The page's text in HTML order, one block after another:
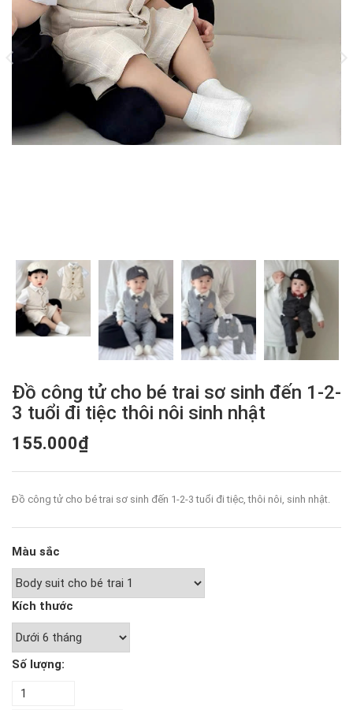
Đồ công tử cho bé trai sơ sinh đến 1-2-
3 tuổi đi tiệc thôi nôi sinh nhật
155.000₫
Đồ công tử cho bé trai sơ sinh đến 1-2-3 tuổi đi tiệc, thôi nôi, sinh nhật.
Màu sắc
Kích thước
Số lượng: